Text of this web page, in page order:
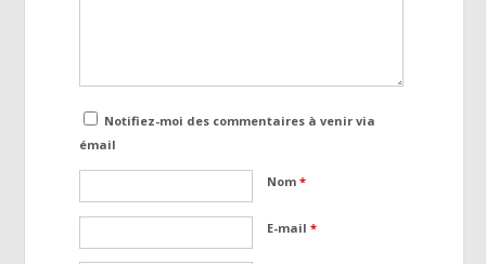
Notifiez-moi des commentaires à venir via
émail
Nom*
E-mail*